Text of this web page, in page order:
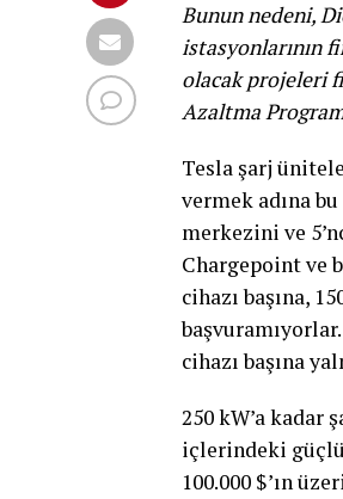
Bunun nedeni,
istasyonlarının
olacak projeleri
Azaltma
Tesla şarj
vermek adına
merkezini ve
Chargepoint ve
cihazı başına,
cihazı başına
250 kW’a kadar
içlerindeki
100.000 $’ın